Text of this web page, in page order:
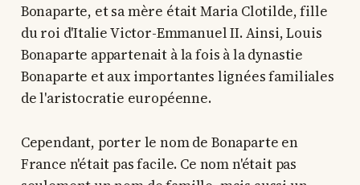
Bonaparte, et sa mère était Maria Clotilde, fille
du roi d'Italie Victor-Emmanuel II. Ainsi, Louis
Bonaparte appartenait à la fois à la dynastie
Bonaparte et aux importantes lignées familiales
de l'aristocratie européenne.
Cependant, porter le nom de Bonaparte en
France n'était pas facile. Ce nom n'était pas